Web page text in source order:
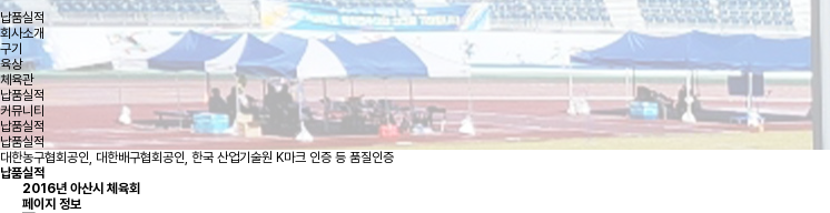
납품실적
회사소개
구기
육상
체육관
납품실적
커뮤니티
납품실적
납품실적
대한농구협회공인, 대한배구협회공인, 한국 산업기술원 K마크 인증 등 품질인증
납품실적
2016년 아산시 체육회
페이지 정보